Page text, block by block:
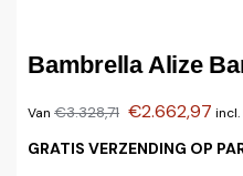
Bambrella Alize
Van €3.328,71 €2.662,97 incl.
GRATIS VERZENDING OP